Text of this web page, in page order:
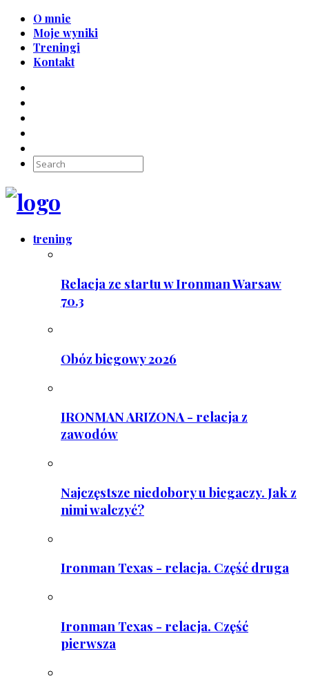
O mnie
Moje wyniki
Treningi
Kontakt
trening
Relacja ze startu w Ironman Warsaw
70.3
Obóz biegowy 2026
IRONMAN ARIZONA - relacja z
zawodów
Najczęstsze niedobory u biegaczy. Jak z
nimi walczyć?
Ironman Texas - relacja. Część druga
Ironman Texas - relacja. Część
pierwsza